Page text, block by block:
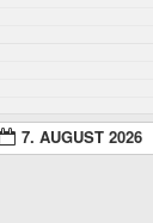
7. AUGUST 2026